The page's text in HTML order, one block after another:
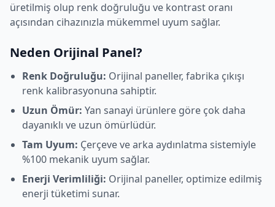
üretilmiş olup renk doğruluğu ve kontrast oranı
açısından cihazınızla mükemmel uyum sağlar.
Neden Orijinal Panel?
Renk Doğruluğu: Orijinal paneller, fabrika çıkışı
renk kalibrasyonuna sahiptir.
Uzun Ömür: Yan sanayi ürünlere göre çok daha
dayanıklı ve uzun ömürlüdür.
Tam Uyum: Çerçeve ve arka aydınlatma sistemiyle
%100 mekanik uyum sağlar.
Enerji Verimliliği: Orijinal paneller, optimize edilmiş
enerji tüketimi sunar.